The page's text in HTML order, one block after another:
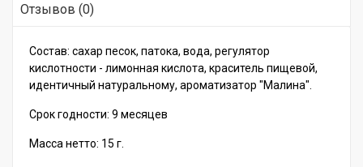
Отзывов (0)
Состав: сахар песок, патока, вода, регулятор
кислотности - лимонная кислота, краситель пищевой,
идентичный натуральному, ароматизатор "Малина".
Срок годности: 9 месяцев
Масса нетто: 15 г.